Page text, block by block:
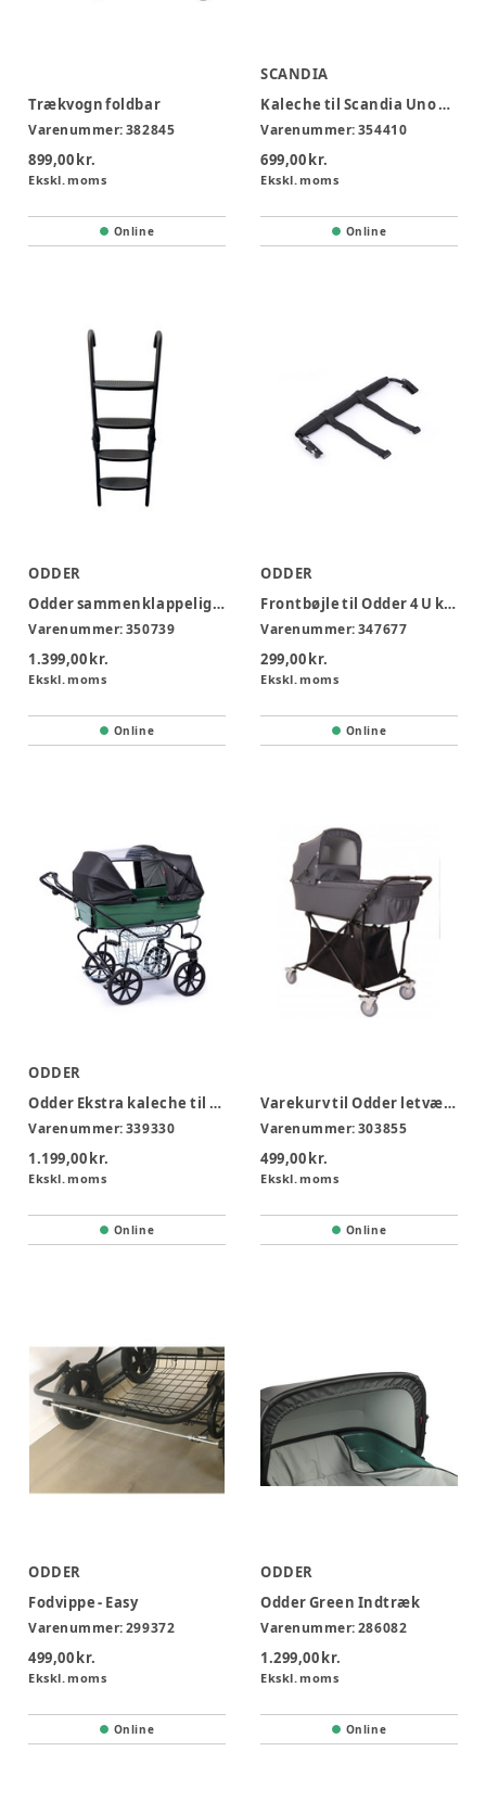
Trækvogn foldbar
Varenummer:382845
899,00 kr.
Ekskl. moms
Online
SCANDIA
Kaleche til Scandia Uno m/ servo
Varenummer:354410
699,00 kr.
Ekskl. moms
Online
ODDER
Odder sammenklappelig stige m/ brede trin
Varenummer:350739
1.399,00 kr.
Ekskl. moms
Online
ODDER
Frontbøjle til Odder 4 U klapvogn
Varenummer:347677
299,00 kr.
Ekskl. moms
Online
ODDER
Odder Ekstra kaleche til fodende - sort
Varenummer:339330
1.199,00 kr.
Ekskl. moms
Online
Varekurv til Odder letvægtskrybbe
Varenummer:303855
499,00 kr.
Ekskl. moms
Online
ODDER
Fodvippe - Easy
Varenummer:299372
499,00 kr.
Ekskl. moms
Online
ODDER
Odder Green Indtræk
Varenummer:286082
1.299,00 kr.
Ekskl. moms
Online